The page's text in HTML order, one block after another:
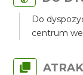
Do
centrum